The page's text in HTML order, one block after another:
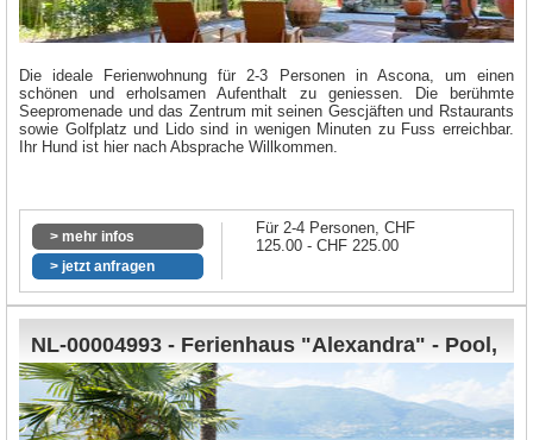
Die ideale Ferienwohnung für 2-3 Personen in Ascona, um einen
schönen und erholsamen Aufenthalt zu geniessen. Die berühmte
Seepromenade und das Zentrum mit seinen Gescjäften und Rstaurants
sowie Golfplatz und Lido sind in wenigen Minuten zu Fuss erreichbar.
Ihr Hund ist hier nach Absprache Willkommen.
> mehr infos
> jetzt anfragen
Für 2-4 Personen, CHF
125.00 - CHF 225.00
NL-00004993 - Ferienhaus "Alexandra" - Pool,
Garten